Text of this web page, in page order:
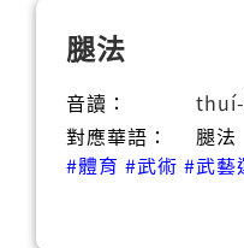
腿法
音讀：
對應華語：
腿法
#體育 #武術 #武藝